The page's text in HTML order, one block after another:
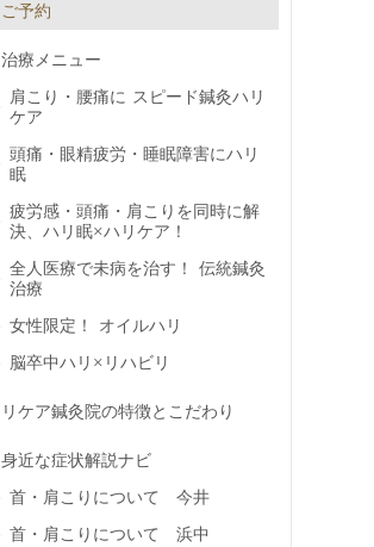
ご予約
治療メニュー
肩こり・腰痛に スピード鍼灸ハリ
ケア
頭痛・眼精疲労・睡眠障害にハリ
眠
疲労感・頭痛・肩こりを同時に解
決、ハリ眠×ハリケア！
全人医療で未病を治す！ 伝統鍼灸
治療
女性限定！ オイルハリ
脳卒中ハリ×リハビリ
リケア鍼灸院の特徴とこだわり
身近な症状解説ナビ
首・肩こりについて 今井
首・肩こりについて 浜中